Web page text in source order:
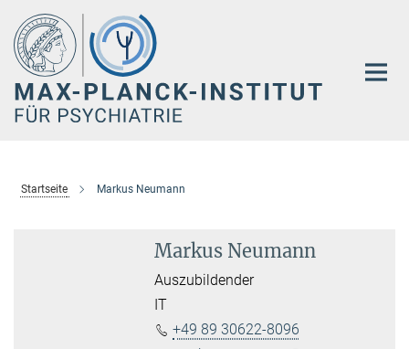
Hauptinhalt
Startseite Markus Neumann
Markus Neumann
Auszubildender
IT
+49 89 30622-8096